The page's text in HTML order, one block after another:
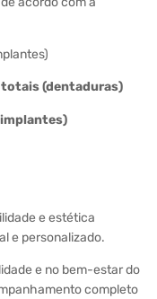
(dentaduras)
e estética
e personalizado.
e no bem-estar do
completo